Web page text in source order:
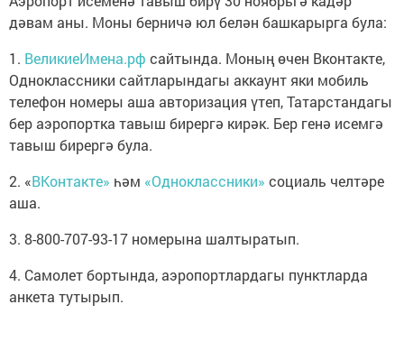
дәвам аны. Моны берничә юл белән башкарырга була:
1. ВеликиеИмена.рф сайтында. Моның өчен Вконтакте,
Одноклассники сайтларындагы аккаунт яки мобиль
телефон номеры аша авторизация үтеп, Татарстандагы
бер аэропортка тавыш бирергә кирәк. Бер генә исемгә
тавыш бирергә була.
2. «ВКонтакте» һәм «Одноклассники» социаль челтәре
аша.
3. 8-800-707-93-17 номерына шалтыратып.
4. Самолет бортында, аэропортлардагы пунктларда
анкета тутырып.